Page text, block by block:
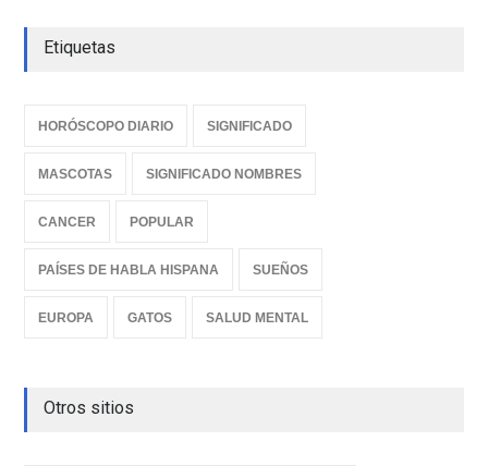
Etiquetas
HORÓSCOPO DIARIO SIGNIFICADO
MASCOTAS SIGNIFICADO NOMBRES
CANCER POPULAR
PAÍSES DE HABLA HISPANA SUEÑOS
EUROPA GATOS SALUD MENTAL
Otros sitios